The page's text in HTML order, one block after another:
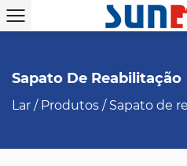
Sapato De Reabilitação
Lar / Produtos / Sapato de